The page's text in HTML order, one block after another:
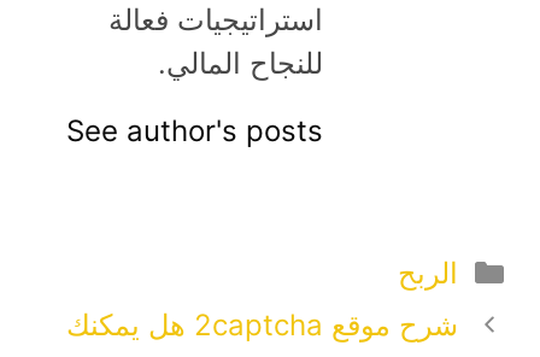
استراتيجيات فعالة
للنجاح المالي.
See author's posts
التصنيفات
الربح
شرح موقع 2captcha هل يمكنك